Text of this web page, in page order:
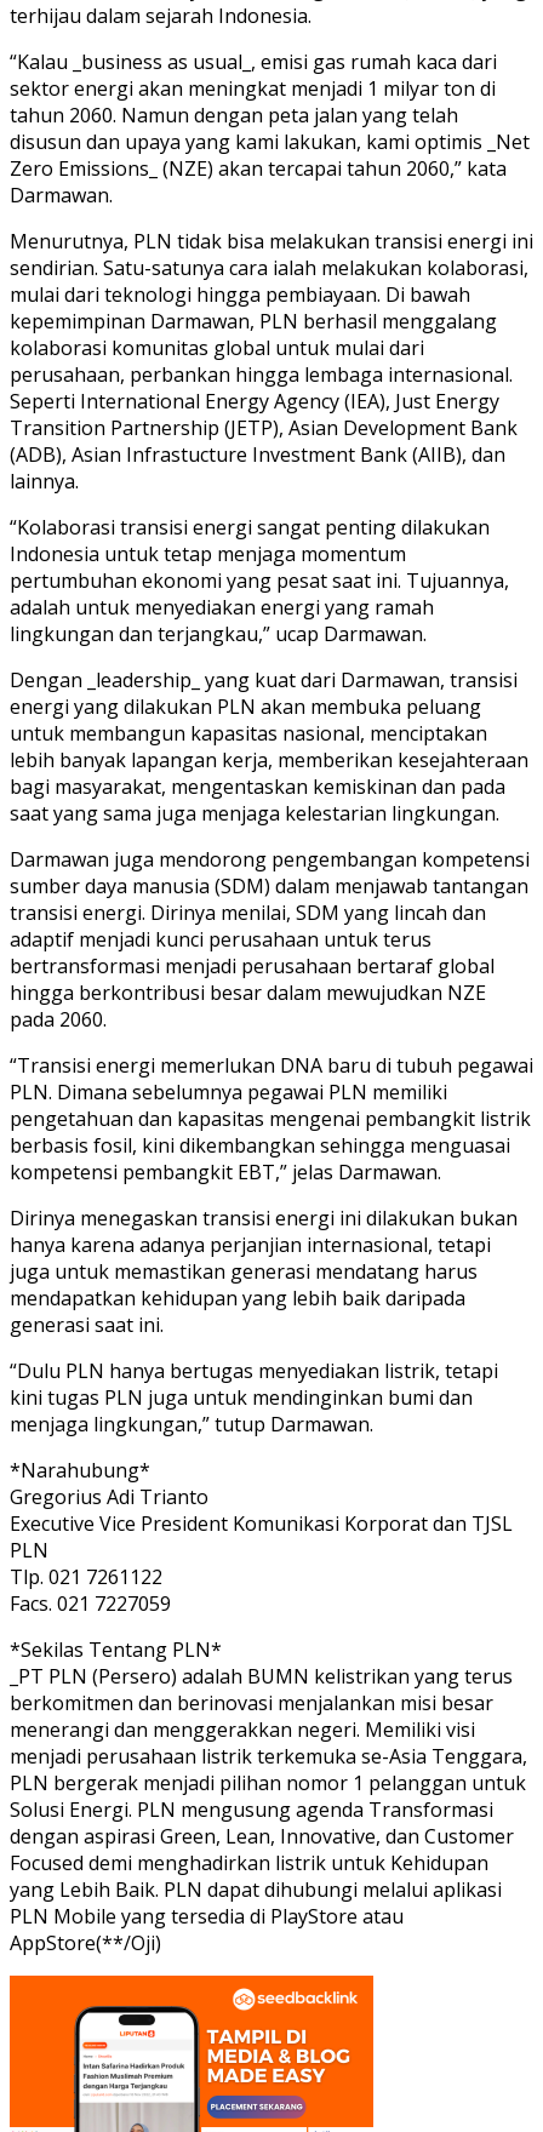
terhijau dalam sejarah Indonesia.
“Kalau _business as usual_, emisi gas rumah kaca dari
sektor energi akan meningkat menjadi 1 milyar ton di
tahun 2060. Namun dengan peta jalan yang telah
disusun dan upaya yang kami lakukan, kami optimis _Net
Zero Emissions_ (NZE) akan tercapai tahun 2060,” kata
Darmawan.
Menurutnya, PLN tidak bisa melakukan transisi energi ini
sendirian. Satu-satunya cara ialah melakukan kolaborasi,
mulai dari teknologi hingga pembiayaan. Di bawah
kepemimpinan Darmawan, PLN berhasil menggalang
kolaborasi komunitas global untuk mulai dari
perusahaan, perbankan hingga lembaga internasional.
Seperti International Energy Agency (IEA), Just Energy
Transition Partnership (JETP), Asian Development Bank
(ADB), Asian Infrastucture Investment Bank (AIIB), dan
lainnya.
“Kolaborasi transisi energi sangat penting dilakukan
Indonesia untuk tetap menjaga momentum
pertumbuhan ekonomi yang pesat saat ini. Tujuannya,
adalah untuk menyediakan energi yang ramah
lingkungan dan terjangkau,” ucap Darmawan.
Dengan _leadership_ yang kuat dari Darmawan, transisi
energi yang dilakukan PLN akan membuka peluang
untuk membangun kapasitas nasional, menciptakan
lebih banyak lapangan kerja, memberikan kesejahteraan
bagi masyarakat, mengentaskan kemiskinan dan pada
saat yang sama juga menjaga kelestarian lingkungan.
Darmawan juga mendorong pengembangan kompetensi
sumber daya manusia (SDM) dalam menjawab tantangan
transisi energi. Dirinya menilai, SDM yang lincah dan
adaptif menjadi kunci perusahaan untuk terus
bertransformasi menjadi perusahaan bertaraf global
hingga berkontribusi besar dalam mewujudkan NZE
pada 2060.
“Transisi energi memerlukan DNA baru di tubuh pegawai
PLN. Dimana sebelumnya pegawai PLN memiliki
pengetahuan dan kapasitas mengenai pembangkit listrik
berbasis fosil, kini dikembangkan sehingga menguasai
kompetensi pembangkit EBT,” jelas Darmawan.
Dirinya menegaskan transisi energi ini dilakukan bukan
hanya karena adanya perjanjian internasional, tetapi
juga untuk memastikan generasi mendatang harus
mendapatkan kehidupan yang lebih baik daripada
generasi saat ini.
“Dulu PLN hanya bertugas menyediakan listrik, tetapi
kini tugas PLN juga untuk mendinginkan bumi dan
menjaga lingkungan,” tutup Darmawan.
*Narahubung*
Gregorius Adi Trianto
Executive Vice President Komunikasi Korporat dan TJSL
PLN
Tlp. 021 7261122
Facs. 021 7227059
*Sekilas Tentang PLN*
_PT PLN (Persero) adalah BUMN kelistrikan yang terus
berkomitmen dan berinovasi menjalankan misi besar
menerangi dan menggerakkan negeri. Memiliki visi
menjadi perusahaan listrik terkemuka se-Asia Tenggara,
PLN bergerak menjadi pilihan nomor 1 pelanggan untuk
Solusi Energi. PLN mengusung agenda Transformasi
dengan aspirasi Green, Lean, Innovative, dan Customer
Focused demi menghadirkan listrik untuk Kehidupan
yang Lebih Baik. PLN dapat dihubungi melalui aplikasi
PLN Mobile yang tersedia di PlayStore atau
AppStore(**/Oji)